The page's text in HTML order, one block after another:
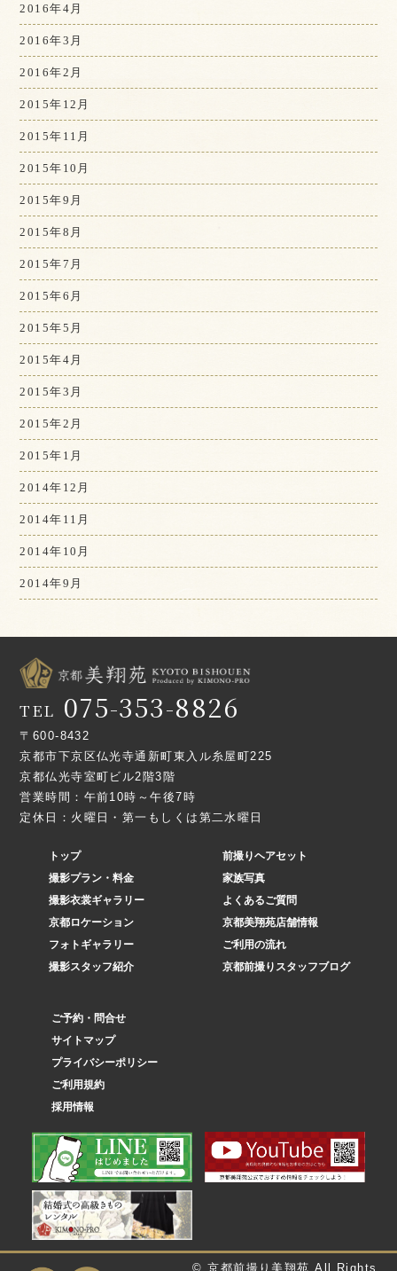
2016年4月
2016年3月
2016年2月
2015年12月
2015年11月
2015年10月
2015年9月
2015年8月
2015年7月
2015年6月
2015年5月
2015年4月
2015年3月
2015年2月
2015年1月
2014年12月
2014年11月
2014年10月
2014年9月
TEL 075-353-8826
〒600-8432
京都市下京区仏光寺通新町東入ル糸屋町225
京都仏光寺室町ビル2階3階
営業時間：午前10時～午後7時
定休日：火曜日・第一もしくは第二水曜日
トップ
撮影プラン・料金
撮影衣裳ギャラリー
京都ロケーション
フォトギャラリー
撮影スタッフ紹介
前撮りヘアセット
家族写真
よくあるご質問
京都美翔苑店舗情報
ご利用の流れ
京都前撮りスタッフブログ
ご予約・問合せ
サイトマップ
プライバシーポリシー
ご利用規約
採用情報
© 京都前撮り美翔苑 All Rights